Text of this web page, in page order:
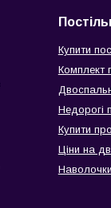
Купити
Комплект
Недорогі
Купити
Ціни на